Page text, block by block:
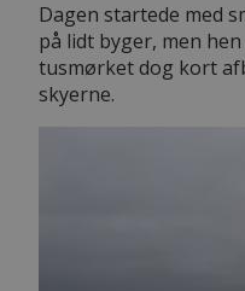
Dagen startede med
på lidt byger, men
tusmørket dog kort
skyerne.